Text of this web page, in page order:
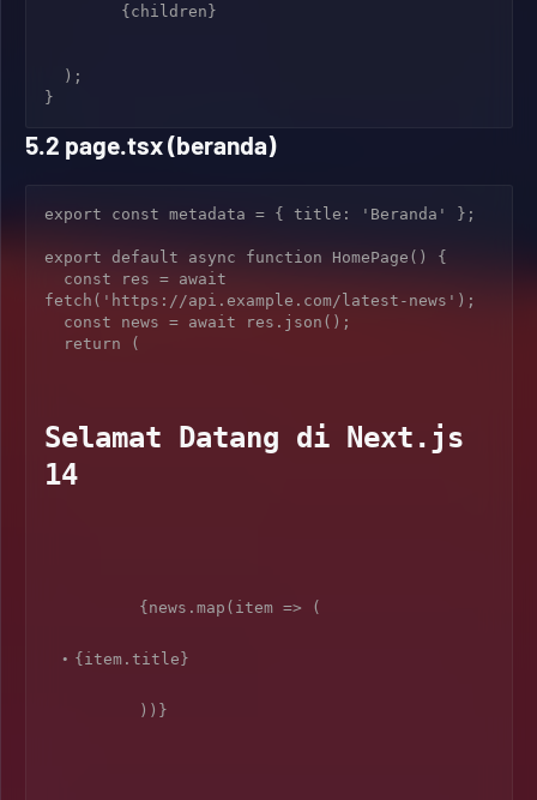
}
5.2 page.tsx (beranda)
export const metadata = { title: 'Beranda' };
export default async function HomePage() {
fetch('https://api.example.com/latest-news');
Selamat Datang di Next.js
14
{item.title}